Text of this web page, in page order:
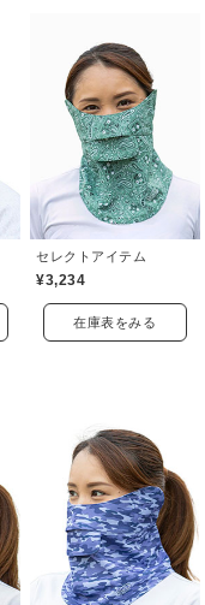
セレクトアイテム
¥3,234
在庫表をみる